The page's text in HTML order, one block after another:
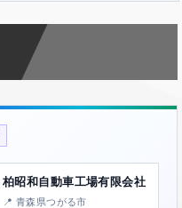
柏昭和自動車工場有限会社
📍 青森県つがる市